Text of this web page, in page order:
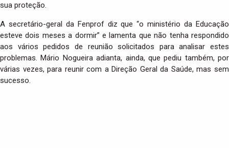
sua proteção.
A secretário-geral da Fenprof diz que “o ministério da Educação
esteve dois meses a dormir” e lamenta que não tenha respondido
aos vários pedidos de reunião solicitados para analisar estes
problemas. Mário Nogueira adianta, ainda, que pediu também, por
várias vezes, para reunir com a Direção Geral da Saúde, mas sem
sucesso.